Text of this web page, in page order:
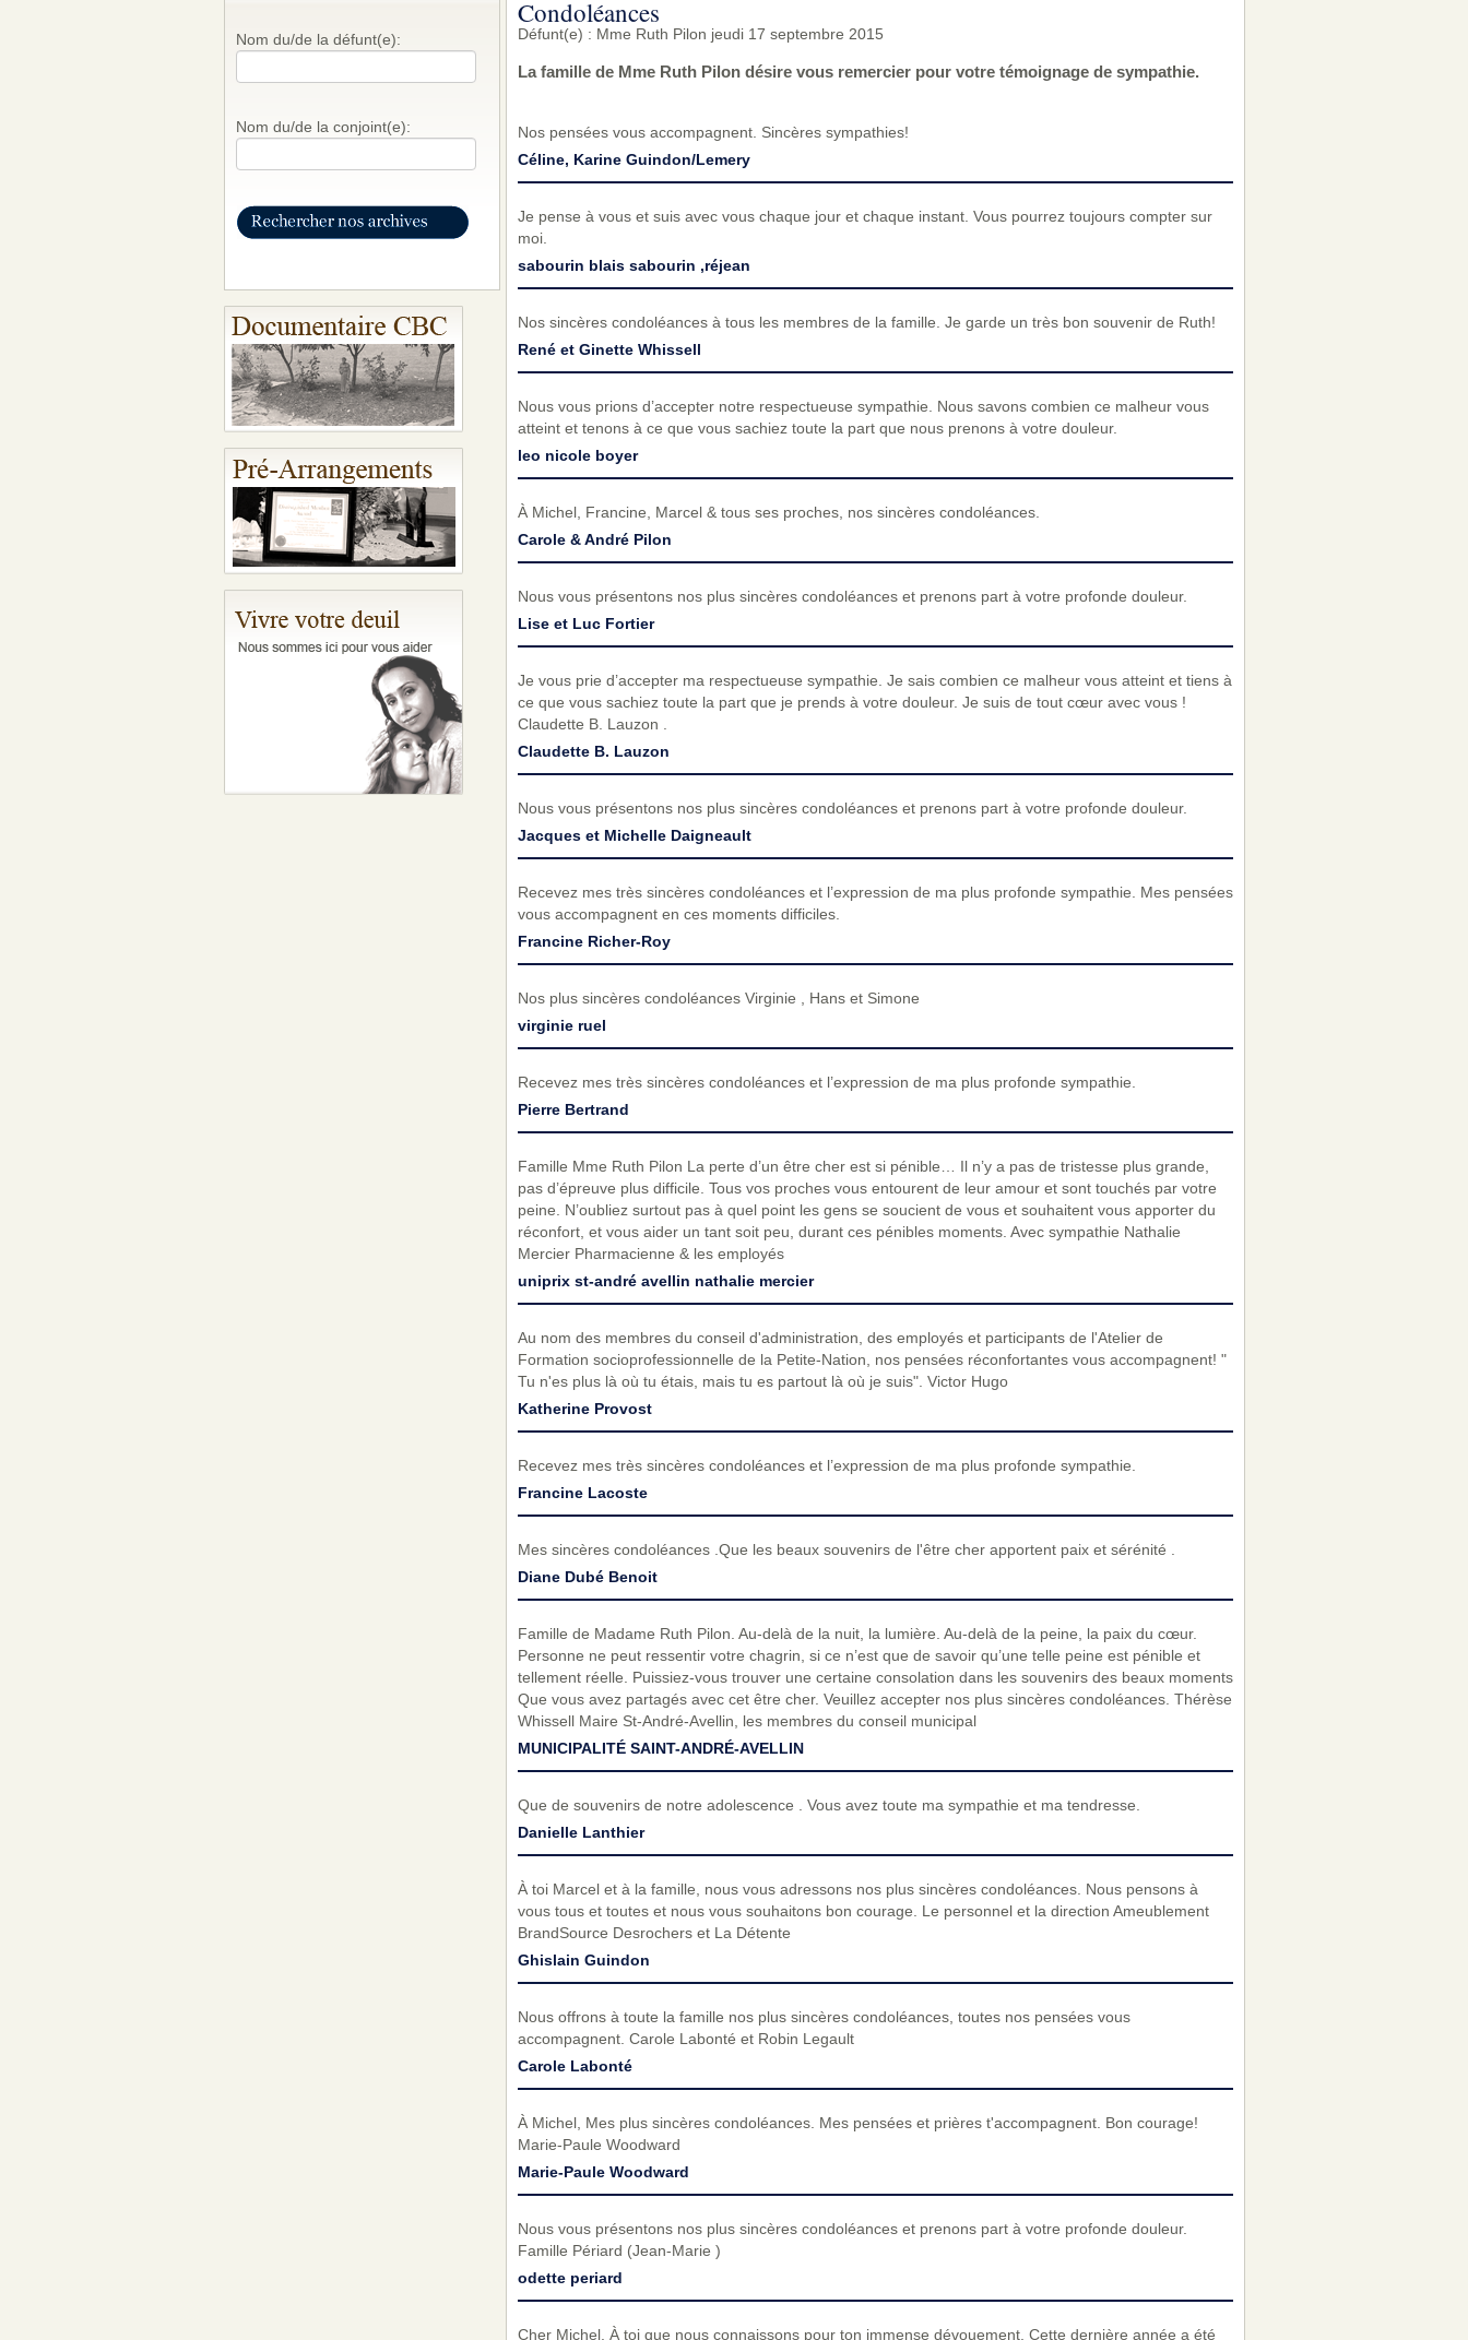
Nom du/de la défunt(e):
Nom du/de la conjoint(e):
Condoléances
Défunt(e) : Mme Ruth Pilon jeudi 17 septembre 2015
La famille de Mme Ruth Pilon désire vous remercier pour votre témoignage de sympathie.
Nos pensées vous accompagnent. Sincères sympathies!
Céline, Karine Guindon/Lemery
Je pense à vous et suis avec vous chaque jour et chaque instant. Vous pourrez toujours compter sur
moi.
sabourin blais sabourin ,réjean
Nos sincères condoléances à tous les membres de la famille. Je garde un très bon souvenir de Ruth!
René et Ginette Whissell
Nous vous prions d’accepter notre respectueuse sympathie. Nous savons combien ce malheur vous
atteint et tenons à ce que vous sachiez toute la part que nous prenons à votre douleur.
leo nicole boyer
À Michel, Francine, Marcel & tous ses proches, nos sincères condoléances.
Carole & André Pilon
Nous vous présentons nos plus sincères condoléances et prenons part à votre profonde douleur.
Lise et Luc Fortier
Je vous prie d’accepter ma respectueuse sympathie. Je sais combien ce malheur vous atteint et tiens à
ce que vous sachiez toute la part que je prends à votre douleur. Je suis de tout cœur avec vous !
Claudette B. Lauzon .
Claudette B. Lauzon
Nous vous présentons nos plus sincères condoléances et prenons part à votre profonde douleur.
Jacques et Michelle Daigneault
Recevez mes très sincères condoléances et l’expression de ma plus profonde sympathie. Mes pensées
vous accompagnent en ces moments difficiles.
Francine Richer-Roy
Nos plus sincères condoléances Virginie , Hans et Simone
virginie ruel
Recevez mes très sincères condoléances et l’expression de ma plus profonde sympathie.
Pierre Bertrand
Famille Mme Ruth Pilon La perte d’un être cher est si pénible… Il n’y a pas de tristesse plus grande,
pas d’épreuve plus difficile. Tous vos proches vous entourent de leur amour et sont touchés par votre
peine. N’oubliez surtout pas à quel point les gens se soucient de vous et souhaitent vous apporter du
réconfort, et vous aider un tant soit peu, durant ces pénibles moments. Avec sympathie Nathalie
Mercier Pharmacienne & les employés
uniprix st-andré avellin nathalie mercier
Au nom des membres du conseil d'administration, des employés et participants de l'Atelier de
Formation socioprofessionnelle de la Petite-Nation, nos pensées réconfortantes vous accompagnent! "
Tu n'es plus là où tu étais, mais tu es partout là où je suis". Victor Hugo
Katherine Provost
Recevez mes très sincères condoléances et l’expression de ma plus profonde sympathie.
Francine Lacoste
Mes sincères condoléances .Que les beaux souvenirs de l'être cher apportent paix et sérénité .
Diane Dubé Benoit
Famille de Madame Ruth Pilon. Au-delà de la nuit, la lumière. Au-delà de la peine, la paix du cœur.
Personne ne peut ressentir votre chagrin, si ce n’est que de savoir qu’une telle peine est pénible et
tellement réelle. Puissiez-vous trouver une certaine consolation dans les souvenirs des beaux moments
Que vous avez partagés avec cet être cher. Veuillez accepter nos plus sincères condoléances. Thérèse
Whissell Maire St-André-Avellin, les membres du conseil municipal
MUNICIPALITÉ SAINT-ANDRÉ-AVELLIN
Que de souvenirs de notre adolescence . Vous avez toute ma sympathie et ma tendresse.
Danielle Lanthier
À toi Marcel et à la famille, nous vous adressons nos plus sincères condoléances. Nous pensons à
vous tous et toutes et nous vous souhaitons bon courage. Le personnel et la direction Ameublement
BrandSource Desrochers et La Détente
Ghislain Guindon
Nous offrons à toute la famille nos plus sincères condoléances, toutes nos pensées vous
accompagnent. Carole Labonté et Robin Legault
Carole Labonté
À Michel, Mes plus sincères condoléances. Mes pensées et prières t'accompagnent. Bon courage!
Marie-Paule Woodward
Marie-Paule Woodward
Nous vous présentons nos plus sincères condoléances et prenons part à votre profonde douleur.
Famille Périard (Jean-Marie )
odette periard
Cher Michel. À toi que nous connaissons pour ton immense dévouement. Cette dernière année a été